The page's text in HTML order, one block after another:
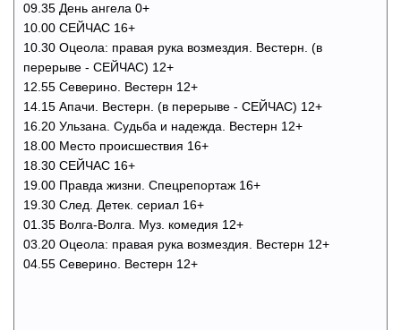
09.35 День ангела 0+
10.00 СЕЙЧАС 16+
10.30 Оцеола: правая рука возмездия. Вестерн. (в
перерыве - СЕЙЧАС) 12+
12.55 Северино. Вестерн 12+
14.15 Апачи. Вестерн. (в перерыве - СЕЙЧАС) 12+
16.20 Ульзана. Судьба и надежда. Вестерн 12+
18.00 Место происшествия 16+
18.30 СЕЙЧАС 16+
19.00 Правда жизни. Спецрепортаж 16+
19.30 След. Детек. сериал 16+
01.35 Волга-Волга. Муз. комедия 12+
03.20 Оцеола: правая рука возмездия. Вестерн 12+
04.55 Северино. Вестерн 12+